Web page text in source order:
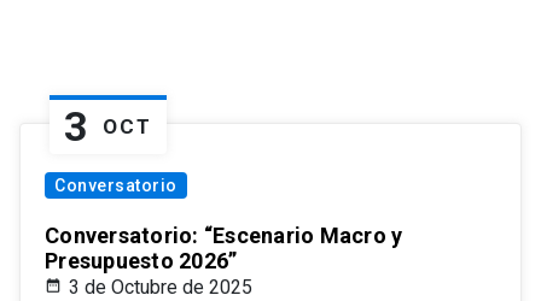
3 OCT
Conversatorio
Conversatorio: “Escenario Macro y
Presupuesto 2026”
3 de Octubre de 2025